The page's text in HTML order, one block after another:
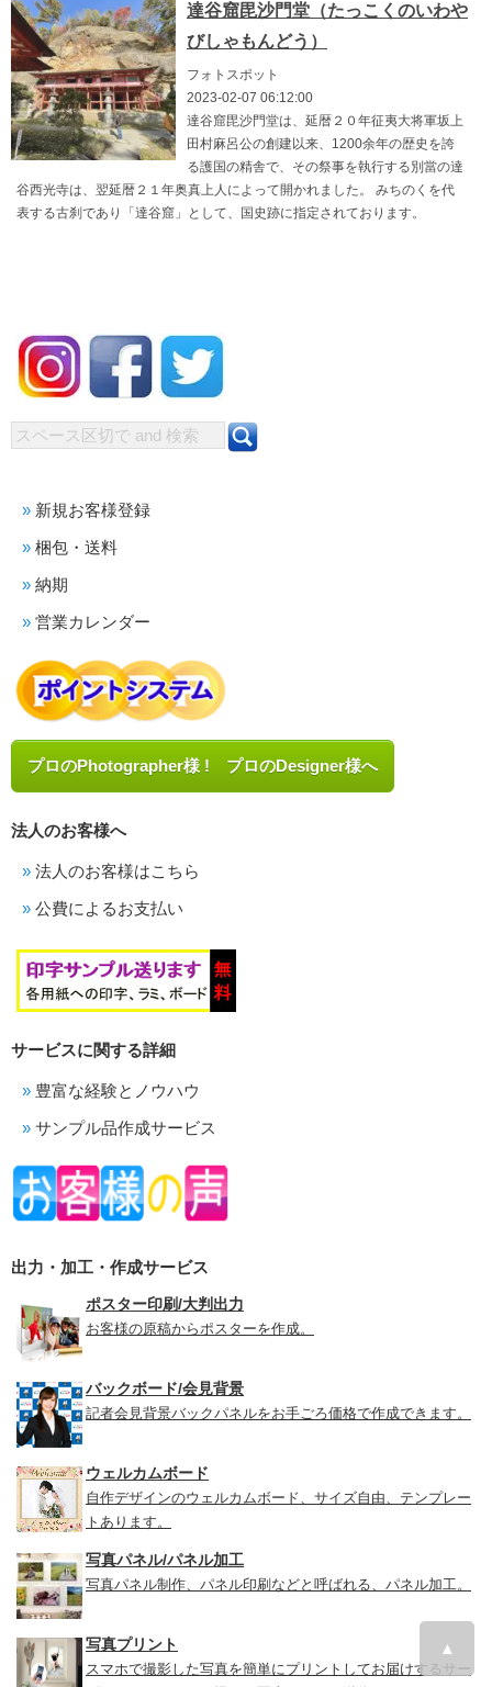
達谷窟毘沙門堂（たっこくのいわや
びしゃもんどう）
フォトスポット
2023-02-07 06:12:00
達谷窟毘沙門堂は、延暦２０年征夷大将軍坂上
田村麻呂公の創建以来、1200余年の歴史を誇
る護国の精舎で、その祭事を執行する別當の達
谷西光寺は、翌延暦２１年奥真上人によって開かれました。 みちのくを代
表する古刹であり「達谷窟」として、国史跡に指定されております。
新規お客様登録
梱包・送料
納期
営業カレンダー
プロのPhotographer様 ! プロのDesigner様へ
法人のお客様へ
法人のお客様はこちら
公費によるお支払い
サービスに関する詳細
豊富な経験とノウハウ
サンプル品作成サービス
出力・加工・作成サービス
ポスター印刷/大判出力
お客様の原稿からポスターを作成。
バックボード/会見背景
記者会見背景バックパネルをお手ごろ価格で作成できます。
ウェルカムボード
自作デザインのウェルカムボード、サイズ自由、テンプレー
トあります。
写真パネル/パネル加工
写真パネル制作、パネル印刷などと呼ばれる、パネル加工。
写真プリント
スマホで撮影した写真を簡単にプリントしてお届けするサー
▲